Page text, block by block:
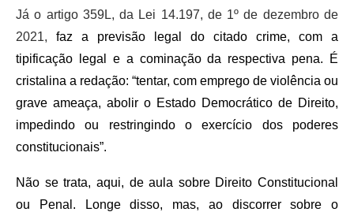
Já o artigo 359L, da Lei 14.197, de 1º de dezembro de
2021, faz a previsão legal do citado crime, com a
tipificação legal e a cominação da respectiva pena. É
cristalina a redação: “tentar, com emprego de violência ou
grave ameaça, abolir o Estado Democrático de Direito,
impedindo ou restringindo o exercício dos poderes
constitucionais”.
Não se trata, aqui, de aula sobre Direito Constitucional
ou Penal. Longe disso, mas, ao discorrer sobre o